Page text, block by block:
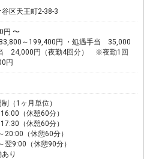
区天王町2-38-3
円 〜
～199,400円 ・処遇手当 35,000
24,000円（夜勤4回分） ※夜勤1回
円
（1ヶ月単位）
（休憩60分）
（休憩60分）
20:00（休憩60分）
翌9:00（休憩90分）
り